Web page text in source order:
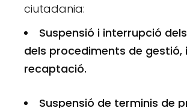
ciutadania:
Suspensió i interrupció
dels procediments de gestió,
recaptació.
Suspensió de terminis de